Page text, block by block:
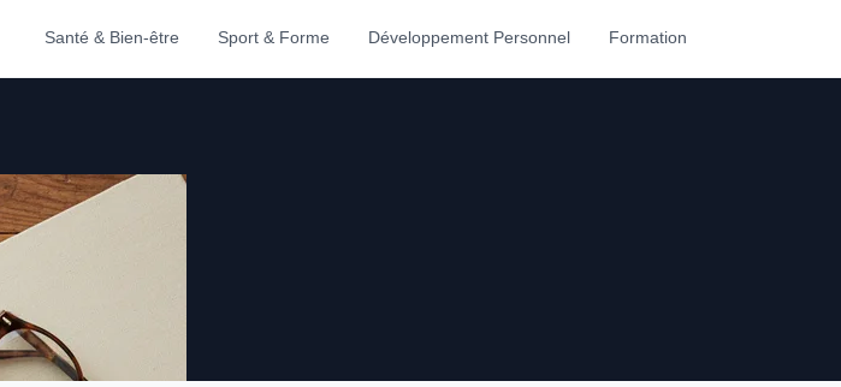
Santé & Bien-être Sport & Forme Développement Personnel Formation